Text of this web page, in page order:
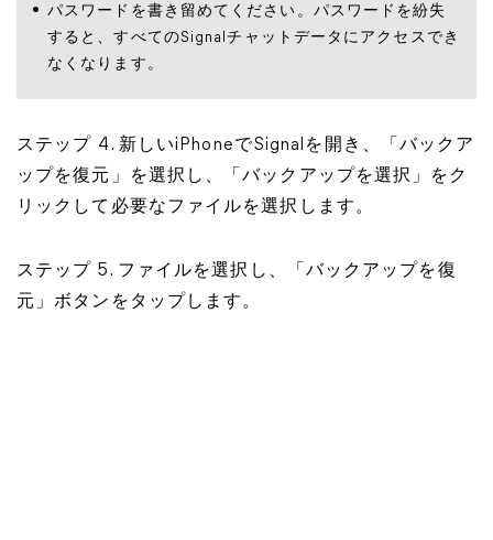
パスワードを書き留めてください。パスワードを紛失
すると、すべてのSignalチャットデータにアクセスでき
なくなります。
ステップ 4. 新しいiPhoneでSignalを開き、「バックア
ップを復元」を選択し、「バックアップを選択」をク
リックして必要なファイルを選択します。
ステップ 5. ファイルを選択し、「バックアップを復
元」ボタンをタップします。